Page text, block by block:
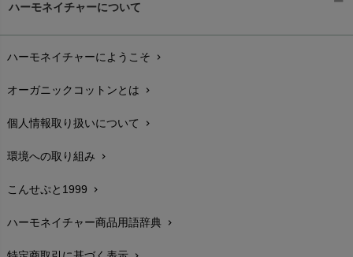
配送と送料chevron_right
在庫状況と発送予定chevron_right
サイズ・寸法chevron_right
生地・素材chevron_right
お手入れについて
レビューを書こうchevron_right
ハーモネイチャーについて
ハーモネイチャーにようこそ chevron_right
オーガニックコットンとは chevron_right
個人情報取り扱いについて chevron_right
環境への取り組み chevron_right
こんせぷと1999 chevron_right
ハーモネイチャー商品用語辞典 chevron_right